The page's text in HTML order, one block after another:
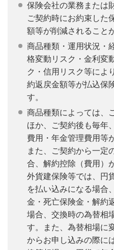
保険会社の業務または
ご契約時にお約束した
額等が削減されること
商品種類・運用状況・
格変動リスク・金利変
ク・信用リスク等によ
約返戻金額等が払込保
す。
商品種類によっては、
ほか、ご契約後も毎年
費用・年金管理費用等
また、ご契約から一定
合、解約控除（費用）
外貨建保険等では、円
を払い込みになる場合
金・死亡保険金・解約
場合、交換時の為替相
す。また、為替相場に
からお申し込みの際に